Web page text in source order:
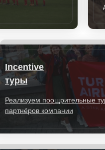
Incentive
туры
Реализуем поощрительные
партнёров компании